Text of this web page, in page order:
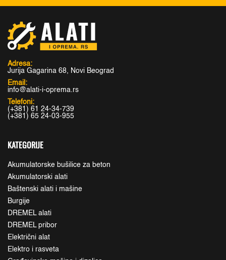
Adresa:
Jurija Gagarina 68, Novi Beograd
Email:
info@alati-i-oprema.rs
Telefoni:
(+381) 61 24-34-739
(+381) 65 24-03-955
KATEGORIJE
Akumulatorske bušilice za beton
Akumulatorski alati
Baštenski alati i mašine
Burgije
DREMEL alati
DREMEL pribor
Električni alat
Elektro i rasveta